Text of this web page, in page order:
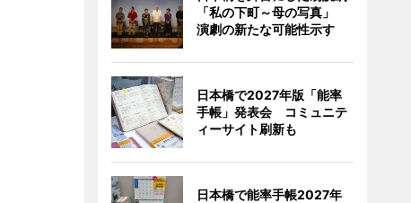
「私の下町～母の写真」
演劇の新たな可能性示す
日本橋で2027年版「能率
手帳」発表会 コミュニテ
ィーサイト刷新も
日本橋で能率手帳2027年